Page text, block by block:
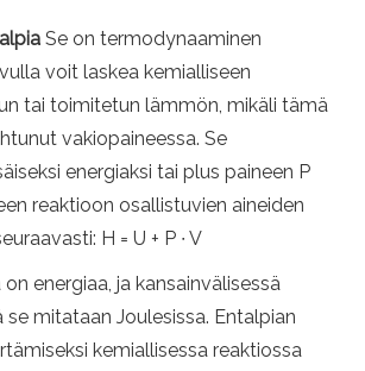
Se on termodynaaminen
voit laskea kemialliseen
tai toimitetun lämmön, mikäli tämä
vakiopaineessa. Se
energiaksi tai plus paineen P
reaktioon osallistuvien aineiden
H = U + P ∙ V
energiaa, ja kansainvälisessä
mitataan Joulesissa. Entalpian
kemiallisessa reaktiossa